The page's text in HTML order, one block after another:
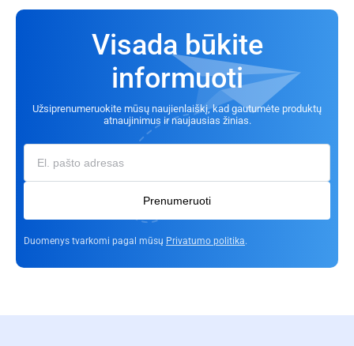
Visada būkite
informuoti
Užsiprenumeruokite mūsų naujienlaiškį, kad gautumėte produktų
atnaujinimus ir naujausias žinias.
Prenumeruoti
Duomenys tvarkomi pagal mūsų Privatumo politika.